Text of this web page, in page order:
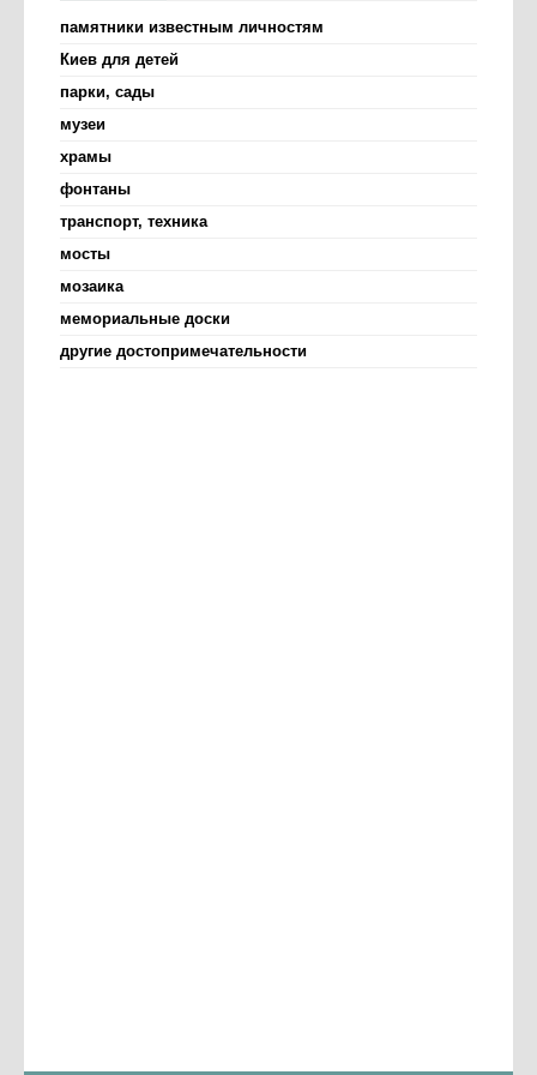
памятники известным личностям
Киев для детей
парки, сады
музеи
храмы
фонтаны
транспорт, техника
мосты
мозаика
мемориальные доски
другие достопримечательности